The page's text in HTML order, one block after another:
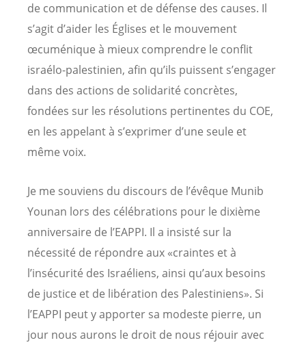
de communication et de défense des causes. Il
s’agit d’aider les Églises et le mouvement
œcuménique à mieux comprendre le conflit
israélo-palestinien, afin qu’ils puissent s’engager
dans des actions de solidarité concrètes,
fondées sur les résolutions pertinentes du COE,
en les appelant à s’exprimer d’une seule et
même voix.
Je me souviens du discours de l’évêque Munib
Younan lors des célébrations pour le dixième
anniversaire de l’EAPPI. Il a insisté sur la
nécessité de répondre aux «craintes et à
l’insécurité des Israéliens, ainsi qu’aux besoins
de justice et de libération des Palestiniens». Si
l’EAPPI peut y apporter sa modeste pierre, un
jour nous aurons le droit de nous réjouir avec